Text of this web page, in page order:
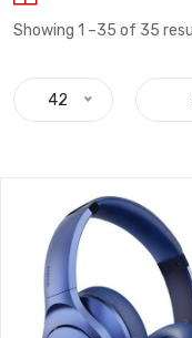
Showing 1 –35 of 35
42